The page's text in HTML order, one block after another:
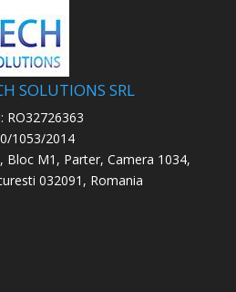
SOLUTIONS SRL
RO32726363
1053/2014
Bloc M1, Parter, Camera 1034,
032091, Romania